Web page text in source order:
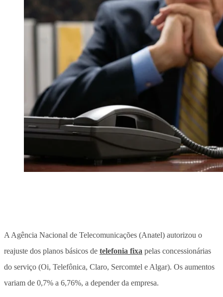
A Agência Nacional de Telecomunicações (Anatel) autorizou o
reajuste dos planos básicos de telefonia fixa pelas concessionárias
do serviço (Oi, Telefônica, Claro, Sercomtel e Algar). Os aumentos
variam de 0,7% a 6,76%, a depender da empresa.